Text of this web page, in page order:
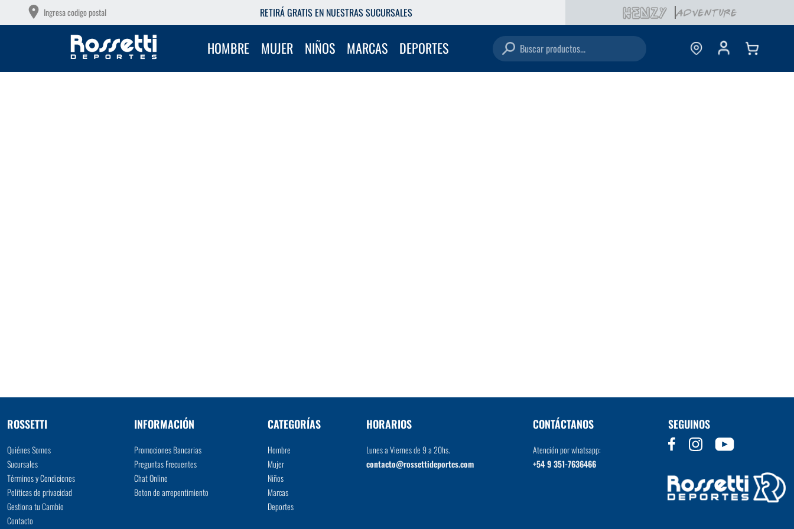
Ingresa codigo postal
SIN INTERÉS CON TU DEBITO RETIRÁ GRATIS EN NUESTRAS SUCURSALES
HOMBRE MUJER NIÑOS MARCAS DEPORTES Buscar productos...
ROSSETTI
Quiénes Somos
Sucursales
Términos y Condiciones
Políticas de privacidad
Gestiona tu Cambio
Contacto
INFORMACIÓN
Promociones Bancarias
Preguntas Frecuentes
Chat Online
Boton de arrepentimiento
CATEGORÍAS
Hombre
Mujer
Niños
Marcas
Deportes
HORARIOS
Lunes a Viernes de 9 a 20hs.
contacto@rossettideportes.com
CONTÁCTANOS
Atención por whatsapp:
+54 9 351-7636466
SEGUINOS